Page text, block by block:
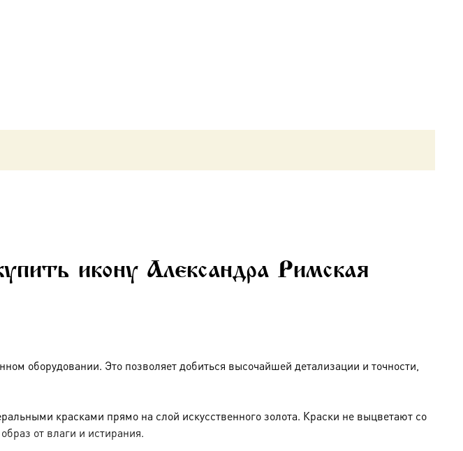
икону Александра Римская
оборудовании. Это позволяет добиться высочайшей детализации и точности,
красками прямо на слой искусственного золота. Краски не выцветают со
от влаги и истирания.